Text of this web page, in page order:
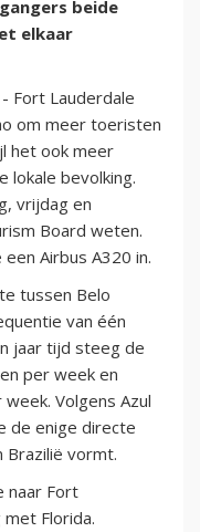
beide
elkaar
Fort Lauderdale
om meer toeristen
het ook meer
lokale bevolking.
vrijdag en
Board weten.
Airbus A320 in.
tussen Belo
van één
jaar tijd steeg de
per week en
Volgens Azul
de enige directe
Brazilië vormt.
naar Fort
Florida.